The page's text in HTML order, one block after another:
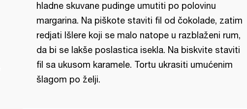
hladne skuvane pudinge umutiti po polovinu
margarina. Na piškote staviti fil od čokolade, zatim
redjati Išlere koji se malo natope u razblaženi rum,
da bi se lakše poslastica isekla. Na biskvite staviti
fil sa ukusom karamele. Tortu ukrasiti umućenim
šlagom po želji.